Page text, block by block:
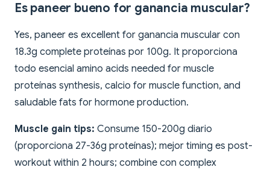
Es paneer bueno for ganancia muscular?
Yes, paneer es excellent for ganancia muscular con
18.3g complete proteínas por 100g. It proporciona
todo esencial amino acids needed for muscle
proteínas synthesis, calcio for muscle function, and
saludable fats for hormone production.
Muscle gain tips: Consume 150-200g diario
(proporciona 27-36g proteínas); mejor timing es post-
workout within 2 hours; combine con complex